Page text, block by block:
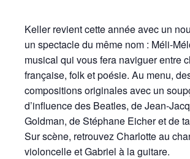
Keller revient cette année avec un
un spectacle du même nom : Méli-
musical qui vous fera naviguer entre
française, folk et poésie. Au menu,
compositions originales avec un
d’influence des Beatles, de Jean-
Goldman, de Stéphane Eicher et de
Sur scène, retrouvez Charlotte au
violoncelle et Gabriel à la guitare.